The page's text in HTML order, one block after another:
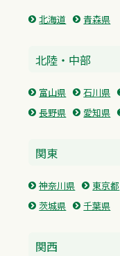
北海道 青森県
北陸・中部
富山県 石川県
長野県
愛知県
関東
神奈川県 東京都
茨城県
千葉県
関西